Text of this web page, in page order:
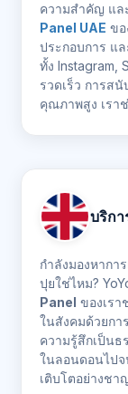
ความสำคัญ แล
Panel UAE ขอ
ประกอบการ แ
ทั้ง Instagram,
รวดเร็ว การส
คุณภาพสูง เรา
บริก
กำลังมองหากา
ปุยใช่ไหม?
Panel ของเรา
ในสังคมด้วยกา
ความรู้สึกเป็น
ในลอนดอนไปจ
เติบโตอย่างช